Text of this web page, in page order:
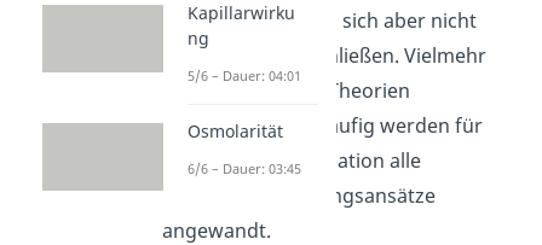
Konzepte beruhen, sich aber nicht
gegenseitig ausschließen. Vielmehr
ergänzen sich die Theorien
gegenseitig und häufig werden für
eine gegebene Situation alle
möglichen Erklärungsansätze
angewandt.
Kapillarwirku
ng
5/6 – Dauer: 04:01
Osmolarität
6/6 – Dauer: 03:45